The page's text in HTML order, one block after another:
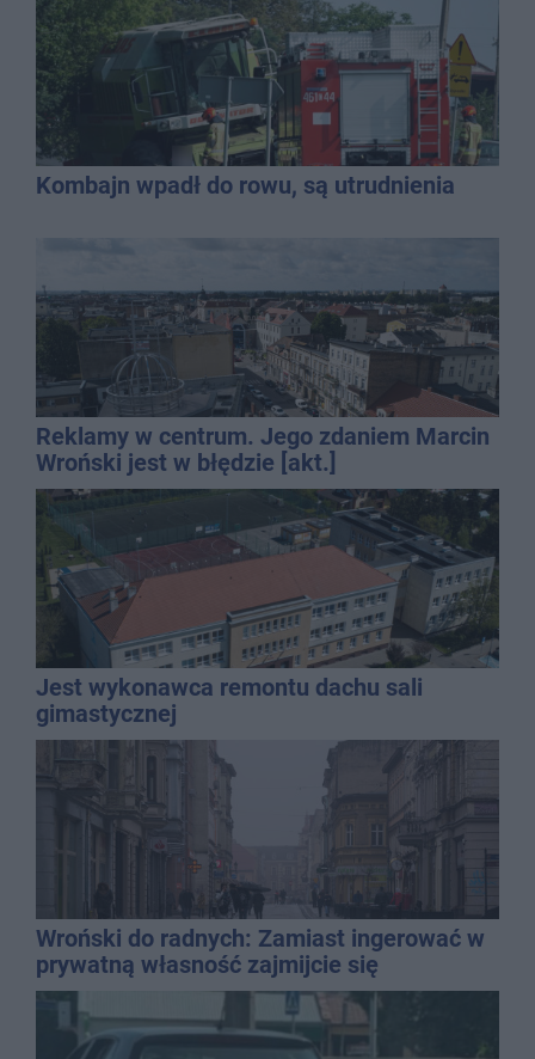
Kombajn wpadł do rowu, są utrudnienia
Reklamy w centrum. Jego zdaniem Marcin
Wroński jest w błędzie [akt.]
Jest wykonawca remontu dachu sali
gimastycznej
Wroński do radnych: Zamiast ingerować w
prywatną własność zajmijcie się
gospodarką